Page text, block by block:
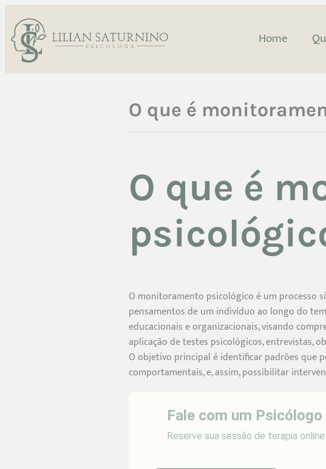
Home
O que é
O que é
O monitoramento psicológico é um processo
pensamentos de um indivíduo ao longo do
educacionais e organizacionais, visando
aplicação de testes psicológicos, entrevistas,
O objetivo principal é identificar padrões que
comportamentais, e, assim, possibilitar
Fale com um Psicólogo
Reserve sua sessão de terapia